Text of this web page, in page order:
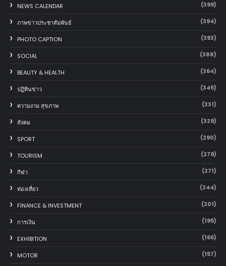
NEWS CALENDAR (399)
ภาพข่าวประชาสัมพันธ์ (394)
PHOTO CAPTION (393)
SOCIAL (388)
BEAUTY & HEALTH (364)
ปฏิทินข่าว (345)
ความงาม สุขภาพ (331)
สังคม (329)
SPORT (290)
TOURISM (279)
กีฬา (271)
ท่องเที่ยว (244)
FINANCE & INVESTMENT (201)
การเงิน (195)
EXHIBITION (166)
MOTOR (157)